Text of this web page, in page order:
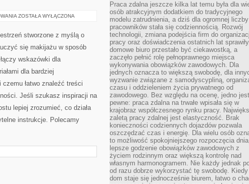
KALENDARZ
ZOSTAŁA WYŁĄCZONA
stworzone z myślą o
się makijażu w sposób
wskazówki dla
dla bardziej
łatwo znaleźć treści
Jeśli szukasz inspiracji na
lepiej zrozumieć, co działa
instrukcje. Polecamy
Praca zdalna jeszcze kilka lat temu była dla
osób atrakcyjnym dodatkiem do tradycyjnego
modelu zatrudnienia, a dziś dla ogromnej liczby
pracowników stała się codziennością. Rozwój
technologii, zmiana podejścia firm do
pracy oraz doświadczenia ostatnich lat
domowe biuro przestało być ciekawostką, a
zaczęło pełnić rolę pełnoprawnego miejsca
wykonywania obowiązków zawodowych. Dla
jednych oznacza to większą swobodę, dla
wyzwanie związane z samodyscypliną,
czasu i oddzieleniem życia prywatnego od
zawodowego. Bez względu na ocenę, jedno jest
pewne: praca zdalna na trwałe wpisała się w
krajobraz współczesnego rynku pracy.
zaletą pracy zdalnej jest elastyczność. Brak
konieczności codziennych dojazdów pozwala
oszczędzać czas i energię. Dla wielu osób
to możliwość spokojniejszego rozpoczęcia
lepsze godzenie obowiązków zawodowych z
życiem rodzinnym oraz większą kontrolę nad
własnym harmonogramem. Nie każdy jednak
od razu dobrze wykorzystać tę swobodę. Kiedy
dom staje się jednocześnie biurem, łatwo o